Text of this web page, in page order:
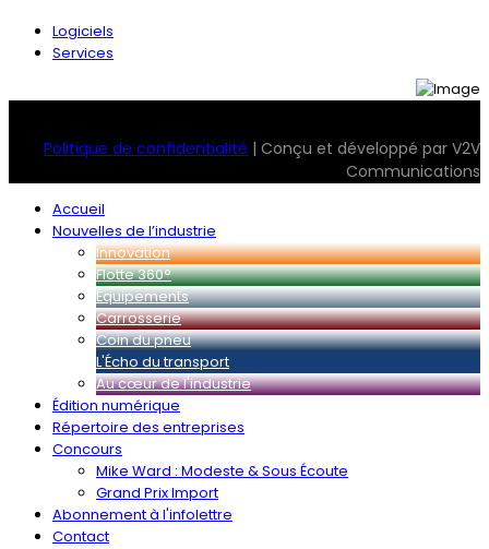
Logiciels
Services
Politique de confidentialité | Conçu et développé par V2V
Communications
Accueil
Nouvelles de l’industrie
Innovation
Flotte 360°
Équipements
Carrosserie
Coin du pneu
L'Écho du transport
Au cœur de l'industrie
Édition numérique
Répertoire des entreprises
Concours
Mike Ward : Modeste & Sous Écoute
Grand Prix Import
Abonnement à l'infolettre
Contact